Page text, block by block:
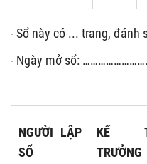
- Sổ này có ... trang, đánh
- Ngày mở sổ:
NGƯỜI LẬP
SỔ
KẾ
TRƯỞNG